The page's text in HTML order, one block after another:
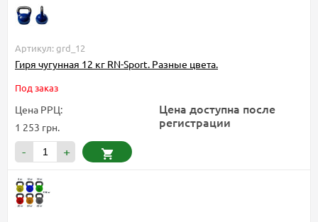
Артикул: grd_12
Гиря чугунная 12 кг RN-Sport. Разные цвета.
Под заказ
Цена РРЦ:
1 253 грн.
Цена доступна после
регистрации
- +